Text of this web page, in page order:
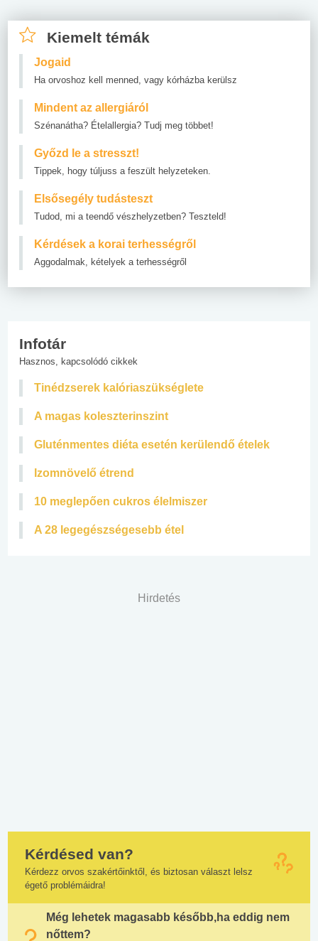
Kiemelt témák
Jogaid
Ha orvoshoz kell menned, vagy kórházba kerülsz
Mindent az allergiáról
Szénanátha? Ételallergia? Tudj meg többet!
Győzd le a stresszt!
Tippek, hogy túljuss a feszült helyzeteken.
Elsősegély tudásteszt
Tudod, mi a teendő vészhelyzetben? Teszteld!
Kérdések a korai terhességről
Aggodalmak, kételyek a terhességről
Infotár
Hasznos, kapcsolódó cikkek
Tinédzserek kalóriaszükséglete
A magas koleszterinszint
Gluténmentes diéta esetén kerülendő ételek
Izomnövelő étrend
10 meglepően cukros élelmiszer
A 28 legegészségesebb étel
Hirdetés
Kérdésed van?
Kérdezz orvos szakértőinktől, és biztosan választ lelsz
égető problémáidra!
Még lehetek magasabb később,ha eddig nem
nőttem?